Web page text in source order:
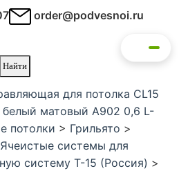
order@podvesnoi.ru
для потолка CL15
белый матовый А902 0,6 L-
потолки > Грильято >
Ячеистые системы для
систему Т-15 (Россия) >